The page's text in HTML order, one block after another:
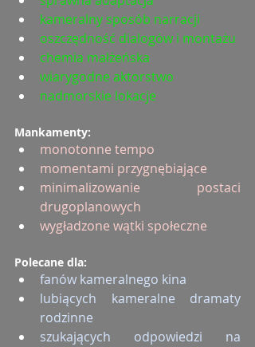
kameralny sposób narracji
oszczędność dialogów i montażu
chemia małżeńska
wiarygodne aktorstwo
nadmorskie lokacje
Mankamenty:
monotonne tempo
momentami przygnębiające
minimalizowanie postaci
drugoplanowych
wygładzone wątki społeczne
Polecane dla:
fanów kameralnego kina
lubiących kameralne dramaty
rodzinne
szukających odpowiedzi na